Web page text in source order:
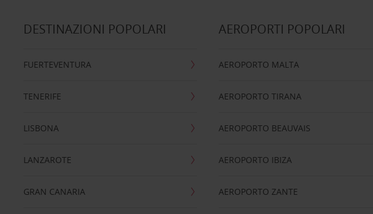
DESTINAZIONI POPOLARI
FUERTEVENTURA
TENERIFE
LISBONA
LANZAROTE
GRAN CANARIA
AEROPORTI POPOLARI
AEROPORTO MALTA
AEROPORTO TIRANA
AEROPORTO BEAUVAIS
AEROPORTO IBIZA
AEROPORTO ZANTE